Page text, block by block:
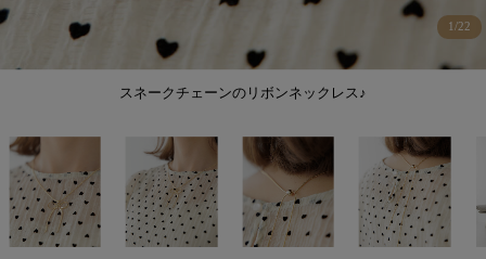
スネークチェーンのリボンネックレス♪
1/22